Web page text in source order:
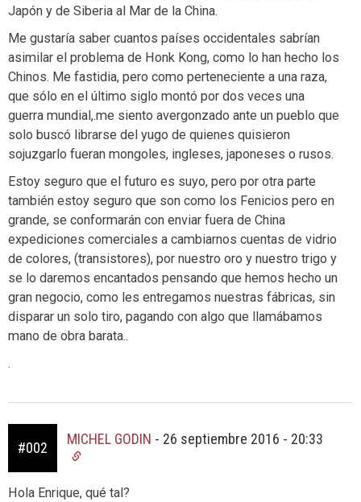
Japón y de Siberia al Mar de la China.
Me gustaría saber cuantos países occidentales sabrían
asimilar el problema de Honk Kong, como lo han hecho los
Chinos. Me fastidia, pero como perteneciente a una raza,
que sólo en el último siglo montó por dos veces una
guerra mundial,.me siento avergonzado ante un pueblo que
solo buscó librarse del yugo de quienes quisieron
sojuzgarlo fueran mongoles, ingleses, japoneses o rusos.
Estoy seguro que el futuro es suyo, pero por otra parte
también estoy seguro que son como los Fenicios pero en
grande, se conformarán con enviar fuera de China
expediciones comerciales a cambiarnos cuentas de vidrio
de colores, (transistores), por nuestro oro y nuestro trigo y
se lo daremos encantados pensando que hemos hecho un
gran negocio, como les entregamos nuestras fábricas, sin
disparar un solo tiro, pagando con algo que llamábamos
mano de obra barata..
.
#002
MICHEL GODIN - 26 septiembre 2016 - 20:33
Hola Enrique, qué tal?